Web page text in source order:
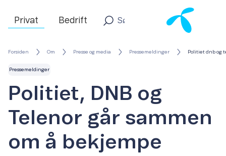
Privat Bedrift
Forsiden Om Presse og media Pressemeldinger Politiet dnb og
Pressemeldinger
Politiet, DNB og
Telenor går sammen
om å bekjempe